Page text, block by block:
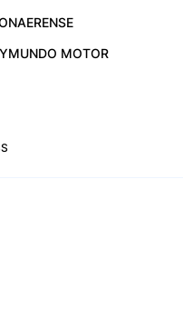
MUNDO MOTOR